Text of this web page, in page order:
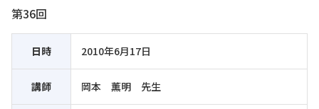
第36回
日時 2010年6月17日
講師 岡本 薫明 先生